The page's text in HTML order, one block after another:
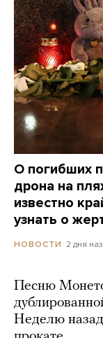
О погибших
дрона на
известно
узнать о
НОВОСТИ 2 дня
Песню
Неделю